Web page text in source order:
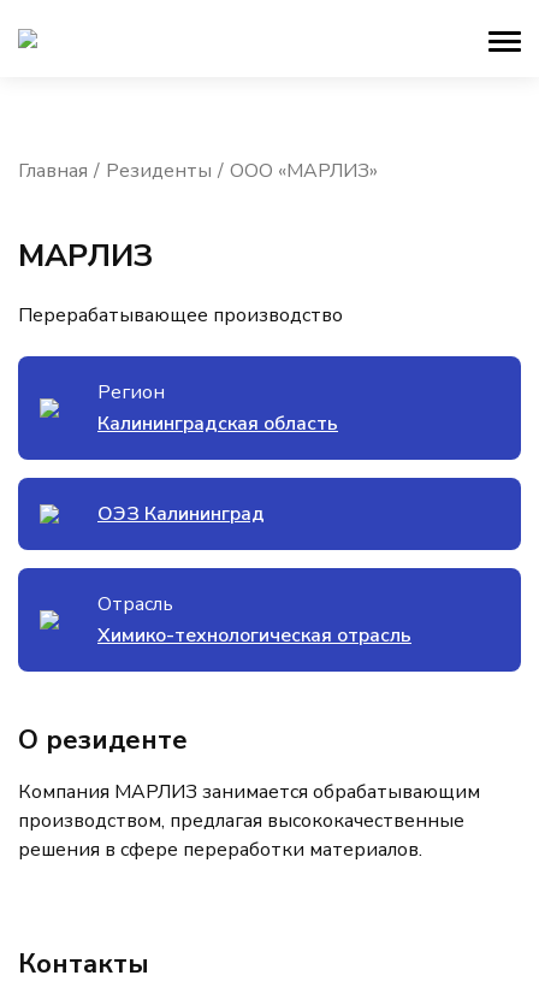
Главная Резиденты ООО «МАРЛИЗ»
МАРЛИЗ
Перерабатывающее производство
Регион
Калининградская область
ОЭЗ Калининград
Отрасль
Химико-технологическая отрасль
О резиденте
Компания МАРЛИЗ занимается обрабатывающим
производством, предлагая высококачественные
решения в сфере переработки материалов.
Контакты